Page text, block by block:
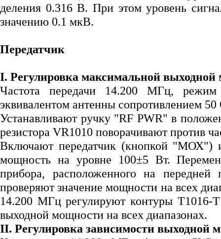
деления 0.316 В. При этом уровень
значению 0.1 мкВ.
Передатчик
I. Регулировка максимальной
Частота передачи 14.200 МГц,
эквивалентом антенны сопротивлением
Устанавливают ручку "RF PWR" в
резистора VR1010 поворачивают против
Включают передатчик (кнопкой "МОХ")
мощность на уровне 100±5 Вт.
прибора, расположенного на
проверяют значение мощности на всех
14.200 МГц регулируют контуры Т1016-
выходной мощности на всех диапазонах.
II. Регулировка зависимости выходной